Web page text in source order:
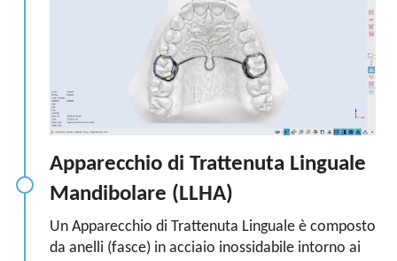
Apparecchio di Trattenuta Linguale
Mandibolare (LLHA)
Un Apparecchio di Trattenuta Linguale è composto
da anelli (fasce) in acciaio inossidabile intorno ai